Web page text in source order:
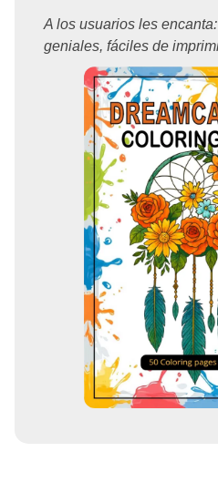
A los usuarios les
geniales, fáciles de